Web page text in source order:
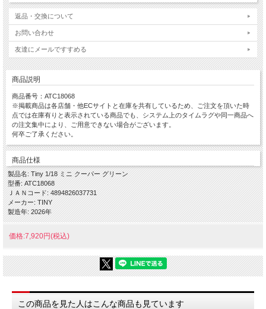
返品・交換について
お問い合わせ
友達にメールですすめる
商品説明
商品番号：ATC18068
※掲載商品は各店舗・他ECサイトと在庫を共有しているため、ご注文を頂いた時
点では在庫有りと表示されている商品でも、システム上のタイムラグや同一商品へ
の注文集中により、ご用意できない場合がございます。
何卒ご了承ください。
商品仕様
製品名: Tiny 1/18 ミニ クーパー グリーン
型番: ATC18068
ＪＡＮコード: 4894826037731
メーカー: TINY
製造年: 2026年
価格:7,920円(税込)
この商品を見た人はこんな商品も見ています